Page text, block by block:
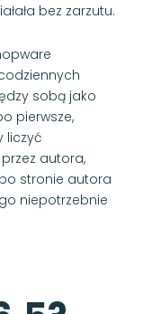
bez zarzutu.
sobą jako
pierwsze,
liczyć
autora,
stronie autora
niepotrzebnie